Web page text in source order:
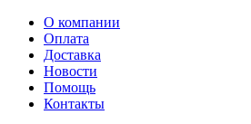
О компании
Оплата
Доставка
Новости
Помощь
Контакты